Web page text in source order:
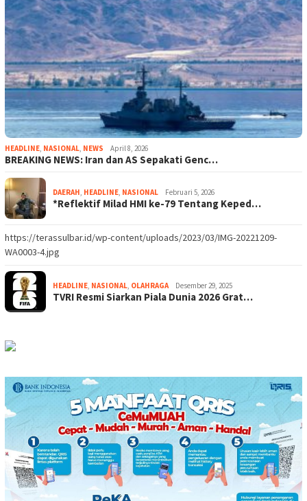
HEADLINE, NASIONAL, NEWS April 8, 2026
BREAKING NEWS: Iran dan AS Sepakati Genc…
DAERAH, HEADLINE, NASIONAL Februari 5, 2026
*Reflektif Milad HMI ke-79 Tentang Keped…
https://terassulbar.id/wp-content/uploads/2023/03/IMG-20221209-
WA0003-4.jpg
HEADLINE, NASIONAL, OLAHRAGA Desember 29, 2025
TVRI Resmi Siarkan Piala Dunia 2026 Grat…